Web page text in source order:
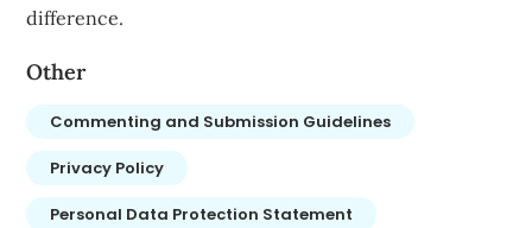
difference.
Other
Commenting and Submission Guidelines
Privacy Policy
Personal Data Protection Statement